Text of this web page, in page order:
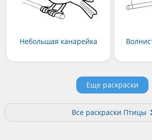
Небольшая канарейка
Еще раскраски
Все раскраски Птицы